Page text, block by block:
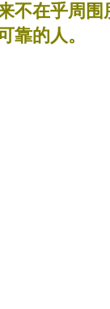
不在乎周
靠的人。